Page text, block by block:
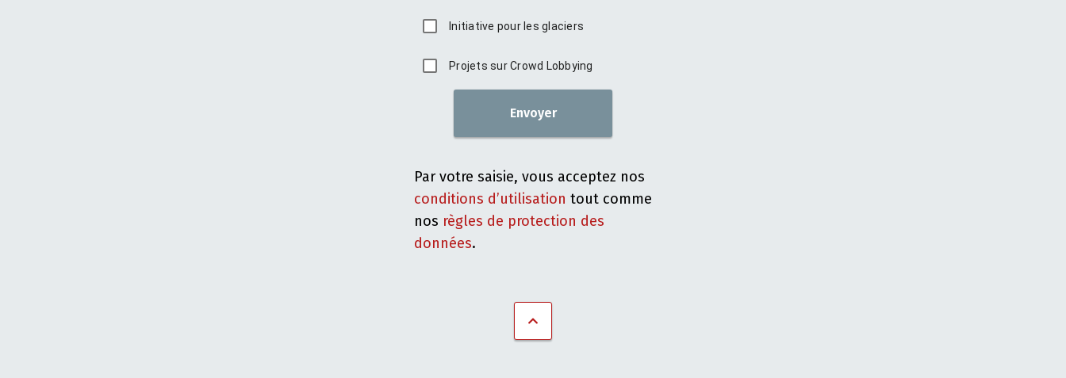
Initiative pour les glaciers
Projets sur Crowd Lobbying
Envoyer
Par votre saisie, vous acceptez nos
conditions d’utilisation tout comme
nos règles de protection des
données.